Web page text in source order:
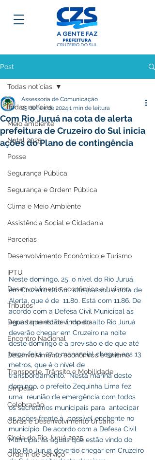
Post
Todas notícias
Meio ambiente
Natal 2025
Posse
Segurança Pública
Segurança e Ordem Pública
Clima e Meio Ambiente
Assistência Social e Cidadania
Parcerias
Desenvolvimento Econômico e Turismo
IPTU
Desenvolvimento econômico e turismo
Tributos
Departamento de Limpeza
Encontro Nacional
Desenvolvimento econômico e turismo
Transporte, Trânsito e Mobilidade
Limpeza
Celebração
Obras e Desenvolvimento Urbano
Cheia do Rio Juruá 2025
Ordem de Serviço
Todas notícias
Com Rio Juruá na cota de alerta
prefeitura de Cruzeiro do Sul inicia
ações do Plano de contingência
Assessoria de Comunicação
25 de fev. de 2024 1 min de leitura
Neste domingo, 25, o nível do Rio Juruá,
em Cruzeiro do Sul, ultrapassou a cota de
Alerta, que é de  11.80. Está com 11.86. De
acordo com a Defesa Civil Municipal as
águas que estão vindo do alto Rio Juruá
deverão chegar em Cruzeiro na noite
deste domingo e a previsão é de que até
terça-feira, 27, o manancial chegue aos 13
metros, que é o nível de
transbordamento.  Nesta manhã deste
domingo, o prefeito Zequinha Lima fez
uma  reunião de emergência com todos
os secretários municipais para  antecipar
as ações frente à  possível enchente no
município. De acordo com a Defesa Civil
Municipal as águas que estão vindo do
alto Rio Juruá deverão chegar em Cruzeiro